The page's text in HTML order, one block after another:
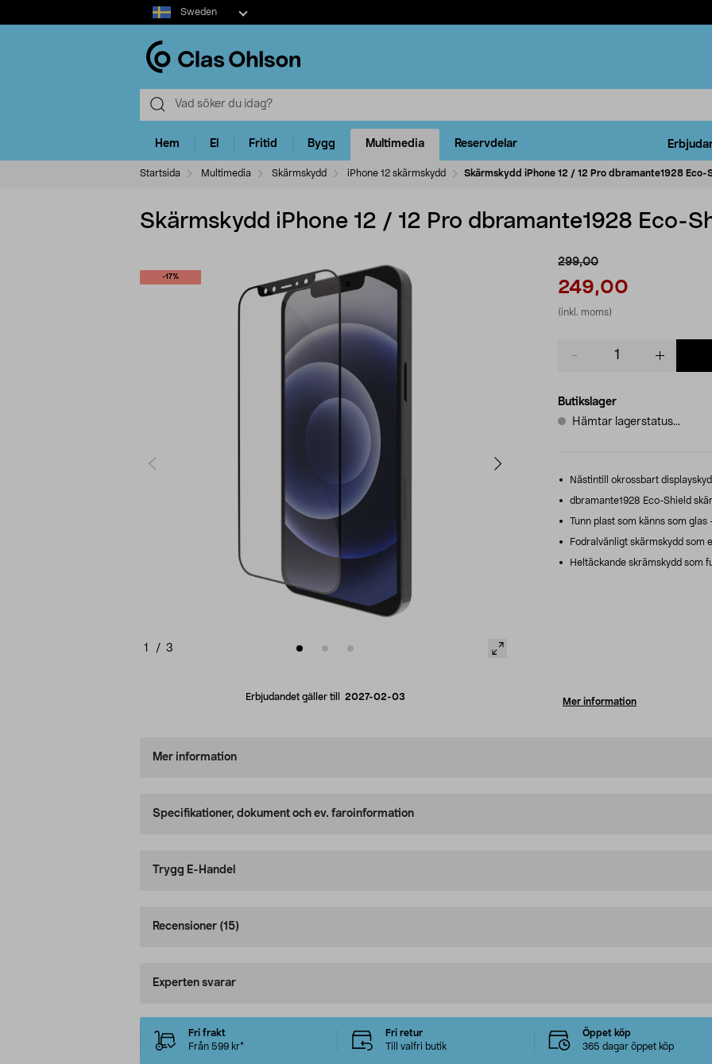
Select
market
Sweden
Hem El Fritid Bygg Multimedia Reservdelar
Startsida Multimedia Skärmskydd iPhone 12 skärmskydd Skärmskydd iPhone 12 / 12 Pro dbramante1928 Eco-
Skärmskydd iPhone 12 / 12 Pro dbramante1928 Eco-
-17%
1 / 3
Erbjudandet gäller till 2027-02-03
299,00
249,00
(inkl. moms)
Butikslager
Hämtar lagerstatus...
Nästintill okrossbart
dbramante1928 Eco-Shield
Tunn plast som känns som
Fodralvänligt skärmskydd som
Heltäckande skrämskydd som
Mer information
Mer information
Specifikationer, dokument och ev. faroinformation
Trygg E-Handel
Recensioner (15)
Experten svarar
Fri frakt
Från 599 kr*
Fri retur
Till valfri butik
Öppet köp
365 dagar öppet köp